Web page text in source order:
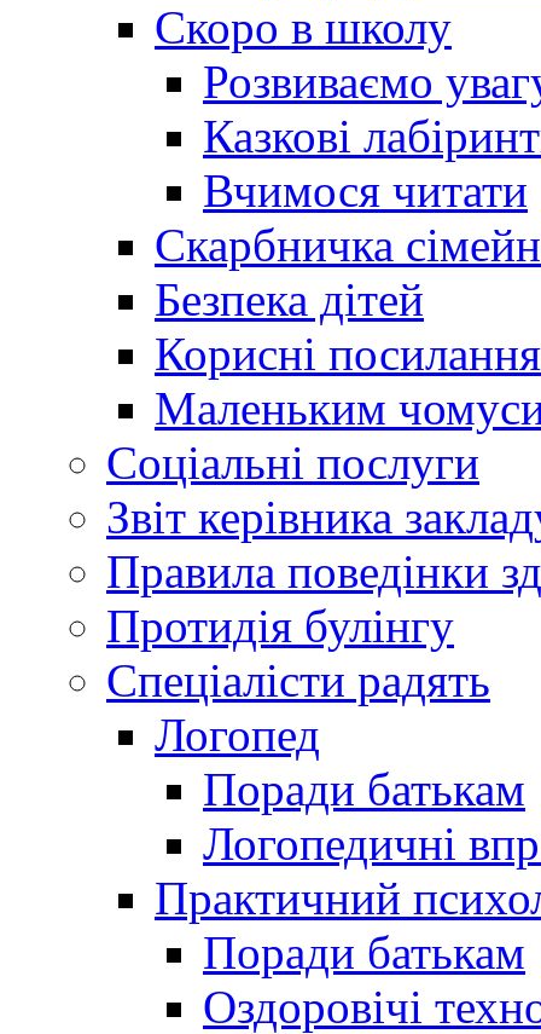
Скоро в школу
Розвиваємо
Казкові
Вчимося читати
Скарбничка
Безпека дітей
Корисні посилання
Маленьким
Соціальні послуги
Звіт керівника
Правила поведінки
Протидія булінгу
Спеціалісти радять
Логопед
Поради батькам
Логопедичні
Практичний
Поради батькам
Оздоровічі